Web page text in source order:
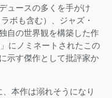
ュースの多くを手がけ
ボも含む）、ジャズ・
自の世界観を構築した作
にノミネートされたこの
示す傑作として批評家か
本作は溺れそうになり